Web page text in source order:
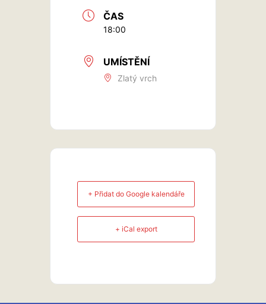
ČAS
18:00
UMÍSTĚNÍ
Zlatý vrch
+ Přidat do Google kalendáře
+ iCal export